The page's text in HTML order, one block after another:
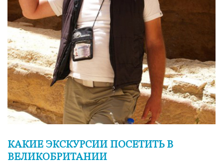
КАКИЕ ЭКСКУРСИИ ПОСЕТИТЬ В
ВЕЛИКОБРИТАНИИ